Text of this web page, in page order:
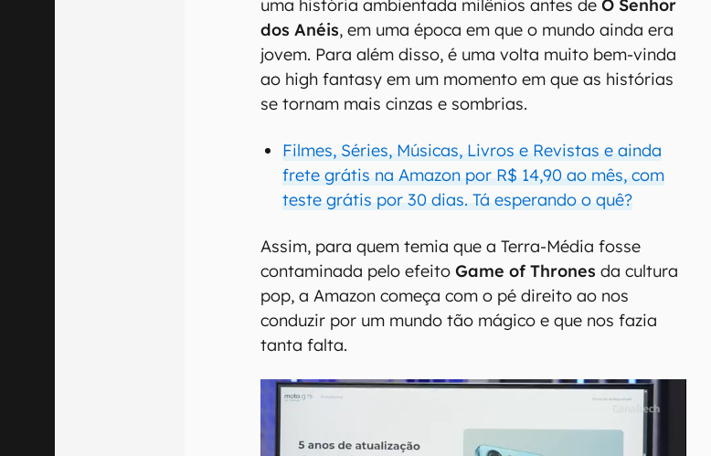
uma história ambientada milênios antes deO Senhor
dos Anéis, em uma época em que o mundo ainda era
jovem. Para além disso, é uma volta muito bem-vinda
ao high fantasy em um momento em que as histórias
se tornam mais cinzas e sombrias.
Filmes, Séries, Músicas, Livros e Revistas e ainda
frete grátis na Amazon por R$ 14,90 ao mês, com
teste grátis por 30 dias. Tá esperando o quê?
Assim, para quem temia que a Terra-Média fosse
contaminada pelo efeitoGame of Thrones da cultura
pop, a Amazon começa com o pé direito ao nos
conduzir por um mundo tão mágico e que nos fazia
tanta falta.